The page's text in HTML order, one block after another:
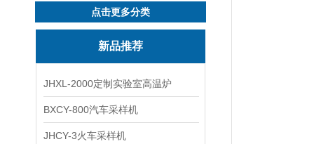
点击更多分类
新品推荐
JHXL-2000定制实验室高温炉
BXCY-800汽车采样机
JHCY-3火车采样机